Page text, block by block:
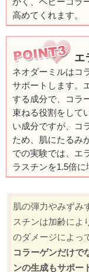
高めてくれます。
エ
ネオダーミルはコ
サポートします。
する成分で、コラ
束ねる役割をして
い成分ですが、コ
ため、肌にたるみ
での実験では、エ
ラスチンを1.5倍に
肌の弾力やみずみ
スチンは加齢によ
のダメージによっ
コラーゲンだけで
ンの生成もサポー